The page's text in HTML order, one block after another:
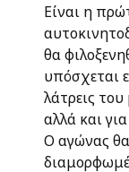
Είναι η
θα
υπόσχεται
λάτρεις
αλλά και
Ο αγώνας